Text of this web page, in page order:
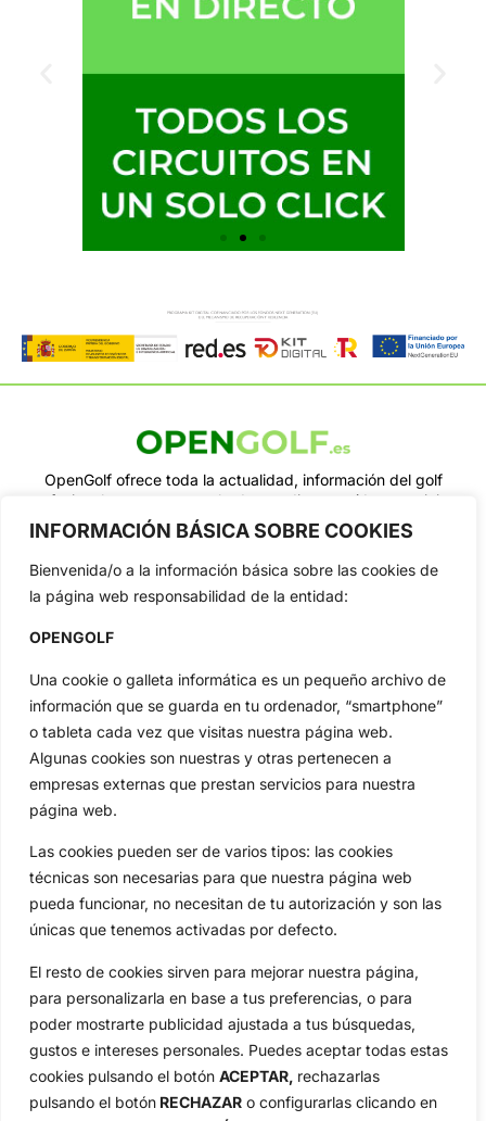
INFORMACIÓN BÁSICA SOBRE COOKIES
Bienvenida/o a la información básica sobre las cookies de
la página web responsabilidad de la entidad:
OPENGOLF
Una cookie o galleta informática es un pequeño archivo de
información que se guarda en tu ordenador, “smartphone”
o tableta cada vez que visitas nuestra página web.
Algunas cookies son nuestras y otras pertenecen a
empresas externas que prestan servicios para nuestra
página web.
Las cookies pueden ser de varios tipos: las cookies
técnicas son necesarias para que nuestra página web
pueda funcionar, no necesitan de tu autorización y son las
únicas que tenemos activadas por defecto.
El resto de cookies sirven para mejorar nuestra página,
para personalizarla en base a tus preferencias, o para
poder mostrarte publicidad ajustada a tus búsquedas,
gustos e intereses personales. Puedes aceptar todas estas
cookies pulsando el botón ACEPTAR, rechazarlas
pulsando el botón RECHAZAR o configurarlas clicando en
OpenGolf ofrece toda la actualidad, información del golf
profesional y amateur, resultados en directo, vídeos, noticias,
Jon Rahm, LIV Golf, PGA Tour, Ryder Cup, DP World Tour, LPGA
Tour...
Categorias
Inicio
Actualidad
Especiales
Jon Rahm
Vídeos
De Interés
Compañía
Aviso Legal
Política de Privacidad
Política de Cookies
Publicidad
Newsletters
Copyright © 2025 OpenGolf | Diseño porTecnoQuatre